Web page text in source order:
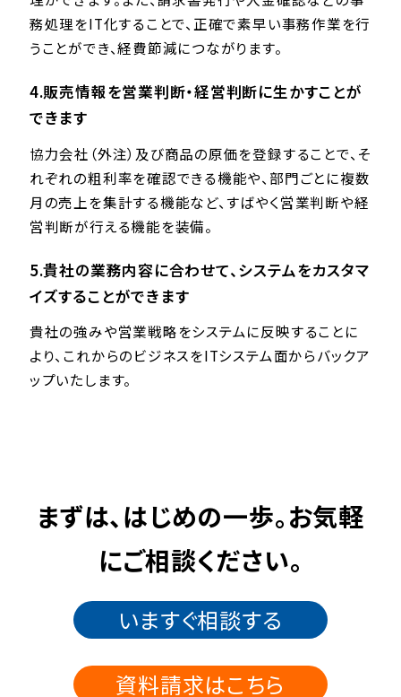
務処理をIT化することで、正確で素早い事務作業を行
うことができ、経費節減につながります。
4.販売情報を営業判断・経営判断に生かすことが
できます
協力会社（外注）及び商品の原価を登録することで、そ
れぞれの粗利率を確認できる機能や、部門ごとに複数
月の売上を集計する機能など、すばやく営業判断や経
営判断が行える機能を装備。
5.貴社の業務内容に合わせて、システムをカスタマ
イズすることができます
貴社の強みや営業戦略をシステムに反映することに
より、これからのビジネスをITシステム面からバックア
ップいたします。
まずは、はじめの一歩。お気軽
にご相談ください。
いますぐ相談する
資料請求はこちら